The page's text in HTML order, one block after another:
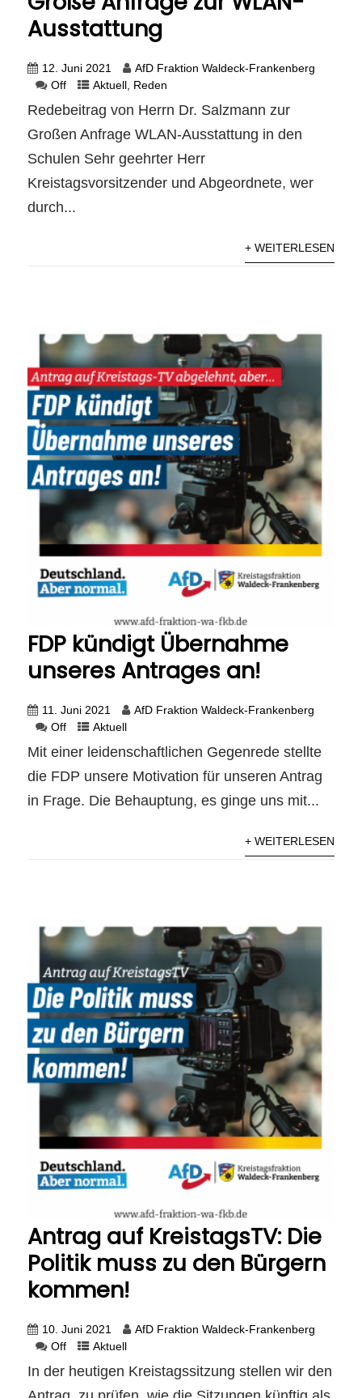
Ausstattung
12. Juni 2021
AfD Fraktion Waldeck-Frankenberg
Off
Aktuell, Reden
Redebeitrag von Herrn Dr. Salzmann zur
Großen Anfrage WLAN-Ausstattung in den
Schulen Sehr geehrter Herr
Kreistagsvorsitzender und Abgeordnete, wer
durch...
+ WEITERLESEN
FDP kündigt Übernahme
unseres Antrages an!
11. Juni 2021
AfD Fraktion Waldeck-Frankenberg
Off
Aktuell
Mit einer leidenschaftlichen Gegenrede stellte
die FDP unsere Motivation für unseren Antrag
in Frage. Die Behauptung, es ginge uns mit...
+ WEITERLESEN
Antrag auf KreistagsTV: Die
Politik muss zu den Bürgern
kommen!
10. Juni 2021
AfD Fraktion Waldeck-Frankenberg
Off
Aktuell
In der heutigen Kreistagssitzung stellen wir den